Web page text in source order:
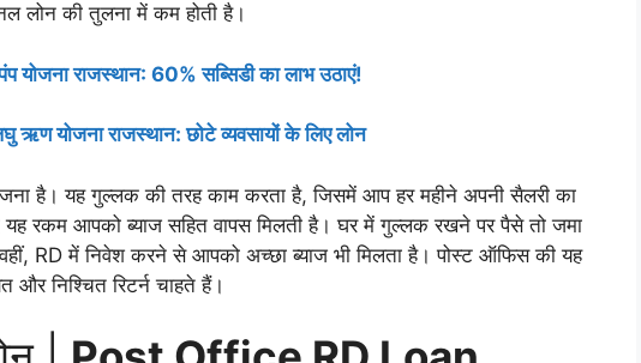
लोन की तुलना में कम होती है।
योजना राजस्थान: 60% सब्सिडी का लाभ उठाएं!
ऋण योजना राजस्थान: छोटे व्यवसायों के लिए लोन
है। यह गुल्लक की तरह काम करता है, जिसमें आप हर महीने अपनी सैलरी का
रकम आपको ब्याज सहित वापस मिलती है। घर में गुल्लक रखने पर पैसे तो जमा
RD में निवेश करने से आपको अच्छा ब्याज भी मिलता है। पोस्ट ऑफिस की यह
और निश्चित रिटर्न चाहते हैं।